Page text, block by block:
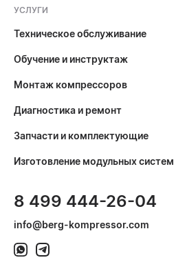
УСЛУГИ
Техническое обслуживание
Обучение и инструктаж
Монтаж компрессоров
Диагностика и ремонт
Запчасти и комплектующие
Изготовление модульных систем
8 499 444-26-04
info@berg-kompressor.com